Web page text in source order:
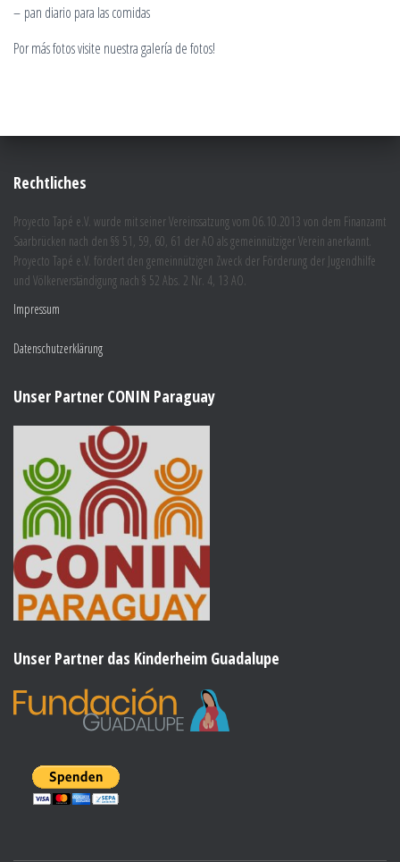
– pan diario para las comidas
Por más fotos visite nuestra galería de fotos!
Rechtliches
Proyecto Tapé e.V. wurde mit seiner Vereinssatzung vom 06.10.2013 von dem Finanzamt
Saarbrücken nach den §§ 51, 59, 60, 61 der AO als gemeinnütziger Verein anerkannt.
Proyecto Tapé e.V. fördert den gemeinnützigen Zweck der Förderung der Jugendhilfe
und Völkerverständigung nach § 52 Abs. 2 Nr. 4, 13 AO.
Impressum
Datenschutzerklärung
Unser Partner CONIN Paraguay
Unser Partner das Kinderheim Guadalupe